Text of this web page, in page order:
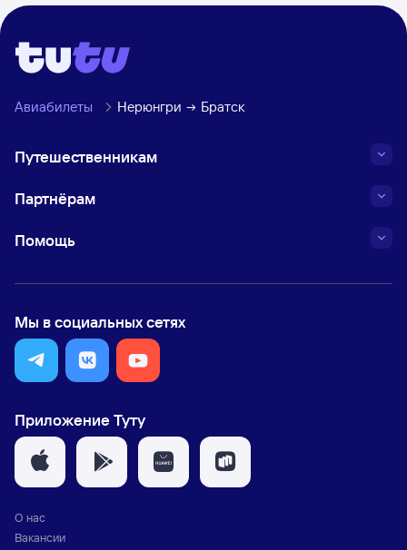
Авиабилеты Нерюнгри Братск
Путешественникам
Партнёрам
Помощь
Мы в социальных сетях
Приложение Туту
О нас
Вакансии